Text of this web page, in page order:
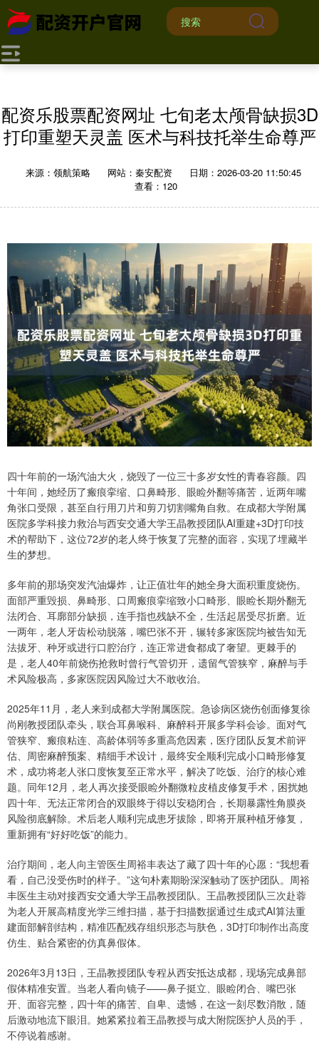
配资乐股票配资网址 七旬老太颅骨缺损3D
打印重塑天灵盖 医术与科技托举生命尊严
来源：领航策略 网站：秦安配资
日期：2026-03-20 11:50:45
查看：120
四十年前的一场汽油大火，烧毁了一位三十多岁女性的青春容颜。四
十年间，她经历了瘢痕挛缩、口鼻畸形、眼睑外翻等痛苦，近两年嘴
角张口受限，甚至自行用刀片和剪刀切割嘴角自救。在成都大学附属
医院多学科接力救治与西安交通大学王晶教授团队AI重建+3D打印技
术的帮助下，这位72岁的老人终于恢复了完整的面容，实现了埋藏半
生的梦想。
多年前的那场突发汽油爆炸，让正值壮年的她全身大面积重度烧伤。
面部严重毁损、鼻畸形、口周瘢痕挛缩致小口畸形、眼睑长期外翻无
法闭合、耳廓部分缺损，连手指也残缺不全，生活起居受尽折磨。近
一两年，老人牙齿松动脱落，嘴巴张不开，辗转多家医院均被告知无
法拔牙、种牙或进行口腔治疗，连正常进食都成了奢望。更棘手的
是，老人40年前烧伤抢救时曾行气管切开，遗留气管狭窄，麻醉与手
术风险极高，多家医院因风险过大不敢收治。
2025年11月，老人来到成都大学附属医院。急诊病区烧伤创面修复徐
尚刚教授团队牵头，联合耳鼻喉科、麻醉科开展多学科会诊。面对气
管狭窄、瘢痕粘连、高龄体弱等多重高危因素，医疗团队反复术前评
估、周密麻醉预案、精细手术设计，最终安全顺利完成小口畸形修复
术，成功将老人张口度恢复至正常水平，解决了吃饭、治疗的核心难
题。同年12月，老人再次接受眼睑外翻微粒皮植皮修复手术，困扰她
四十年、无法正常闭合的双眼终于得以安稳闭合，长期暴露性角膜炎
风险彻底解除。术后老人顺利完成患牙拔除，即将开展种植牙修复，
重新拥有“好好吃饭”的能力。
治疗期间，老人向主管医生周裕丰表达了藏了四十年的心愿：“我想看
看，自己没受伤时的样子。”这句朴素期盼深深触动了医护团队。周裕
丰医生主动对接西安交通大学王晶教授团队。王晶教授团队三次赴蓉
为老人开展高精度光学三维扫描，基于扫描数据通过生成式AI算法重
建面部解剖结构，精准匹配残存组织形态与肤色，3D打印制作出高度
仿生、贴合紧密的仿真鼻假体。
2026年3月13日，王晶教授团队专程从西安抵达成都，现场完成鼻部
假体精准安置。当老人看向镜子——鼻子挺立、眼睑闭合、嘴巴张
开、面容完整，四十年的痛苦、自卑、遗憾，在这一刻尽数消散，随
后激动地流下眼泪。她紧紧拉着王晶教授与成大附院医护人员的手，
不停说着感谢。